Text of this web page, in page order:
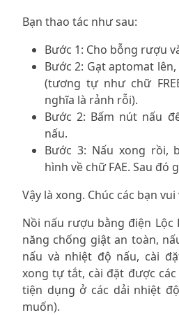
Bạn thao tác như sau:
Bước 1: Cho bỗng rượu
Bước 2: Gạt aptomat
(tương tự như chữ
nghĩa là rảnh rỗi).
Bước 2: Bấm nút nấu
nấu.
Bước 3: Nấu xong rồi,
hình về chữ FAE. Sau đó
Vậy là xong. Chúc các bạn
Nồi nấu rượu bằng điện Lộc
năng chống giật an toàn,
nấu và nhiệt độ nấu, cài
xong tự tắt, cài đặt được
tiện dụng ở các dải nhiệt
muốn).